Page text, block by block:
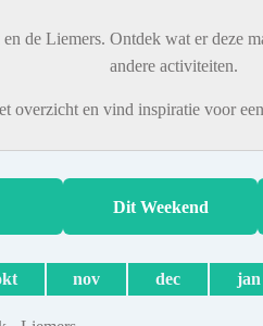
de Liemers. Ontdek wat er deze
andere activiteiten.
overzicht en vind inspiratie voor
Dit Weekend
nov dec jan